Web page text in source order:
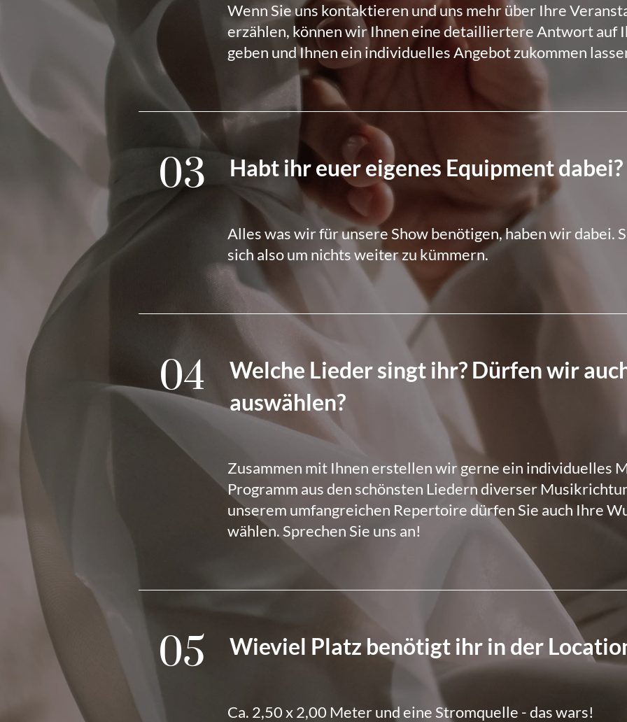
Wenn Sie uns kontaktieren und uns mehr über Ihre
erzählen, können wir Ihnen eine detailliertere Antwort auf
geben und Ihnen ein individuelles Angebot zukommen
03 Habt ihr euer eigenes Equipment dabei?
Alles was wir für unsere Show benötigen, haben wir dabei.
sich also um nichts weiter zu kümmern.
04
Welche Lieder singt ihr? Dürfen wir
auswählen?
Zusammen mit Ihnen erstellen wir gerne ein individuelles
Programm aus den schönsten Liedern diverser
unserem umfangreichen Repertoire dürfen Sie auch Ihre
wählen. Sprechen Sie uns an!
05 Wieviel Platz benötigt ihr in der
Ca. 2,50 x 2,00 Meter und eine Stromquelle - das wars!